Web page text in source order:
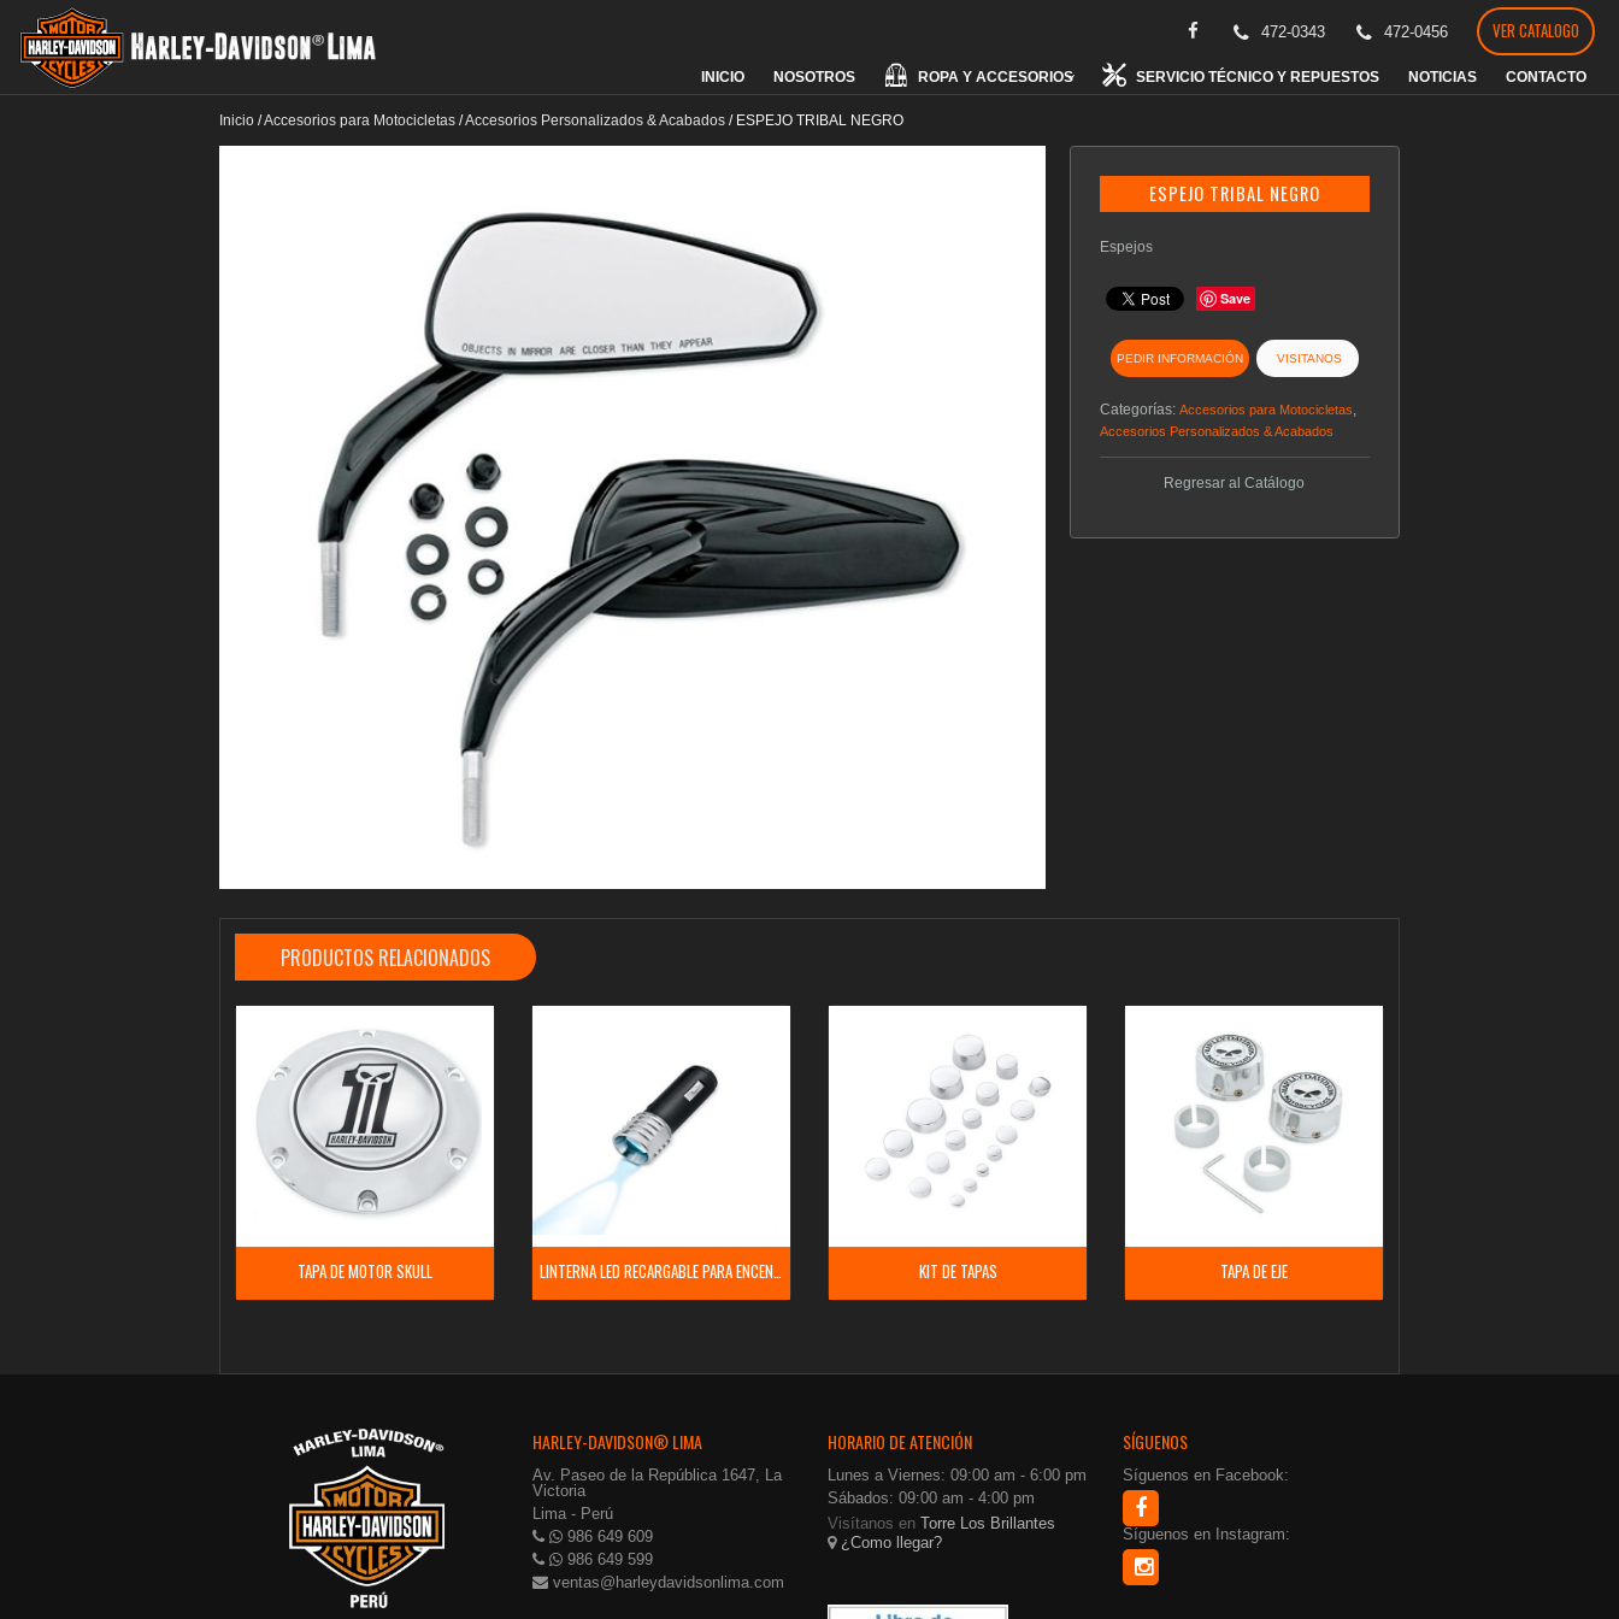
472-0343 472-0456 VER CATALOGO
Skip
to
content
INICIO NOSOTROS ROPA Y ACCESORIOS SERVICIO TÉCNICO Y REPUESTOS NOTICIAS CONTACTO
Inicio /Accesorios para Motocicletas /Accesorios Personalizados & Acabados / ESPEJO TRIBAL NEGRO
ESPEJO TRIBAL NEGRO
Espejos
Save
PEDIR INFORMACIÓN VISITANOS
Categorías: Accesorios para Motocicletas
Accesorios Personalizados & Acabados
Regresar al Catálogo
PRODUCTOS RELACIONADOS
TAPA DE MOTOR SKULL LINTERNA LED RECARGABLE PARA ENCENDEDOR KIT DE TAPAS TAPA DE EJE
HARLEY-DAVIDSON® LIMA
Av. Paseo de la República 1647, La
Victoria
Lima - Perú
986 649 609
986 649 599
ventas@harleydavidsonlima.com
HORARIO DE ATENCIÓN
Lunes a Viernes: 09:00 am - 6:00 pm
Sábados: 09:00 am - 4:00 pm
Visítanos en Torre Los Brillantes
¿Como llegar?
SÍGUENOS
Síguenos en Facebook:
Síguenos en Instagram: